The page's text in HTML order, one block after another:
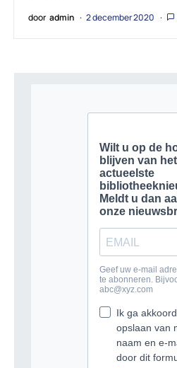
door admin 2 december 2020